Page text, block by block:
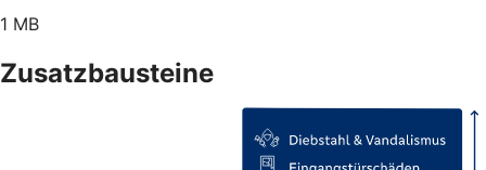
1 MB
Zusatzbausteine